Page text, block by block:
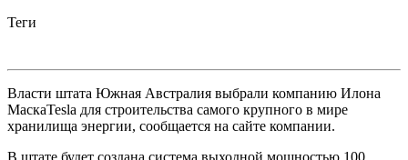
Теги
Власти штата Южная Австралия выбрали компанию Илона
МаскаTesla для строительства самого крупного в мире
хранилища энергии, сообщается на сайте компании.
В штате будет создана система выходной мощностью 100